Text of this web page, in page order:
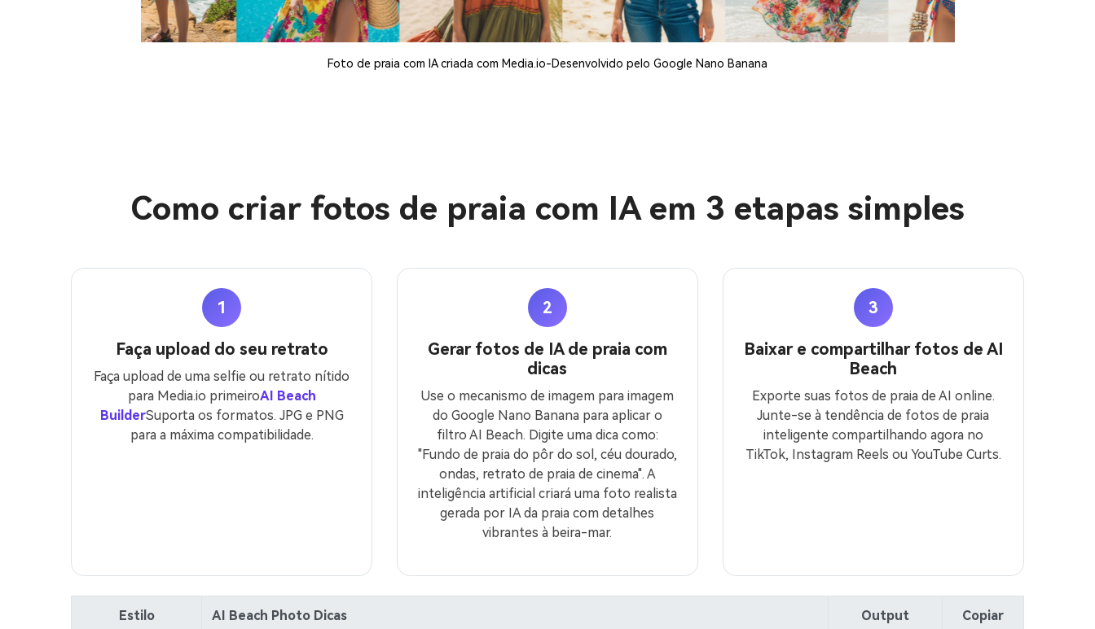
Foto de praia com IA criada com Media.io-Desenvolvido pelo Google Nano Banana
Como criar fotos de praia com IA em 3 etapas simples
1
Faça upload do seu retrato
Faça upload de uma selfie ou retrato nítido
para Media.io primeiroAI Beach
BuilderSuporta os formatos. JPG e PNG
para a máxima compatibilidade.
2
Gerar fotos de IA de praia com
dicas
Use o mecanismo de imagem para imagem
do Google Nano Banana para aplicar o
filtro AI Beach. Digite uma dica como:
"Fundo de praia do pôr do sol, céu dourado,
ondas, retrato de praia de cinema". A
inteligência artificial criará uma foto realista
gerada por IA da praia com detalhes
vibrantes à beira-mar.
3
Baixar e compartilhar fotos de AI
Beach
Exporte suas fotos de praia de AI online.
Junte-se à tendência de fotos de praia
inteligente compartilhando agora no
TikTok, Instagram Reels ou YouTube Curts.
Estilo AI Beach Photo Dicas Output Copiar